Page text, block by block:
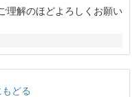
理解のほどよろしくお願い
どる